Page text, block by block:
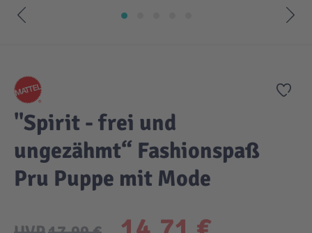
Sicherheit
Krimi / Thriller
Liebesromane
Sachbücher / Wissen
Kuscheltiere
Puppen & Puppenzubehör
Puzzle & Legespiele
DC Comics™ Super Heroes
Disney
DUPLO®
Country
Fairies
Family Fun
Zur
"Spirit - frei und
ungezähmt“ Fashionspaß
Pru Puppe mit Mode